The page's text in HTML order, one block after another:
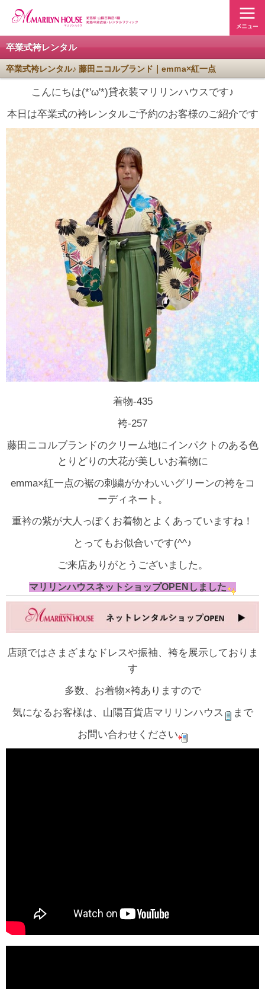
卒業式袴レンタル
卒業式袴レンタル♪ 藤田ニコルブランド｜emｍa×紅一点
こんにちは(*'ω'*)貸衣装マリリンハウスです♪
本日は卒業式の袴レンタルご予約のお客様のご紹介です
着物-435
袴-257
藤田ニコルブランドのクリーム地にインパクトのある色
とりどりの大花が美しいお着物に
emma×紅一点の裾の刺繍がかわいいグリーンの袴をコ
ーディネート。
重衿の紫が大人っぽくお着物とよくあっていますね！
とってもお似合いです(^^♪
ご来店ありがとうございました。
マリリンハウスネットショップOPENしました
店頭ではさまざまなドレスや振袖、袴を展示しておりま
す
多数、お着物×袴ありますので
気になるお客様は、山陽百貨店マリリンハウス
まで
お問い合わせください